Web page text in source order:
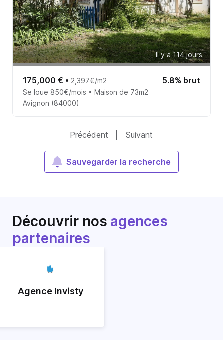
Il y a 114 jours
175,000 € • 2,397€/m2 5.8% brut
Se loue 850€/mois • Maison de 73m2
Avignon (84000)
Précédent Suivant
Sauvegarder la recherche
Découvrir nos agences
partenaires
Agence Invisty